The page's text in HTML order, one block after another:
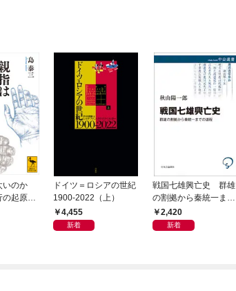
いのか
起原に
ドイツ＝ロシアの世紀
1900-2022（上）
4,455
新着
戦国七雄興亡史 群雄
の割拠から秦統一まで
の道程
2,420
新着